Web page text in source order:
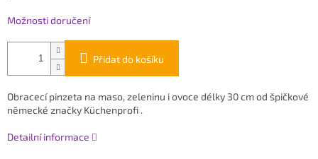
Možnosti doručení
Přidat do košíku
Obracecí pinzeta na maso, zeleninu i ovoce délky 30 cm od špičkové
německé značky Küchenprofi .
Detailní informace